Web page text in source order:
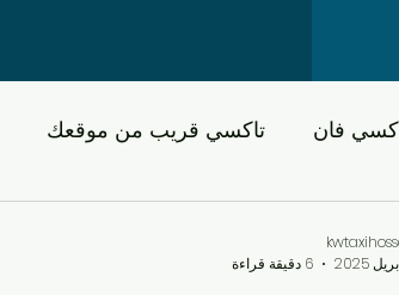
فان تاكسي قريب من موقعك
6 دقيقة قراءة